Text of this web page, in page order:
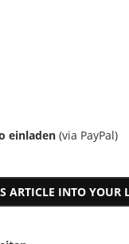
einladen (via PayPal)
ARTICLE INTO YOUR